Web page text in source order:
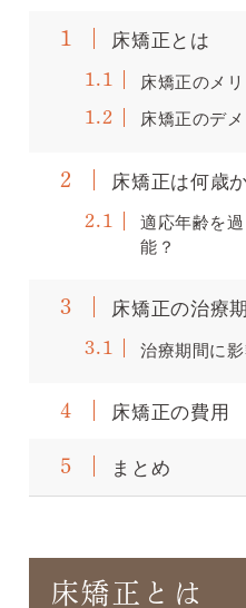
1 床矯正とは
1.1 床矯正のメ
1.2 床矯正のデ
2 床矯正は何歳
2.1
適応年齢を
能？
3 床矯正の治療
3.1 治療期間に
4 床矯正の費用
5 まとめ
床矯正とは